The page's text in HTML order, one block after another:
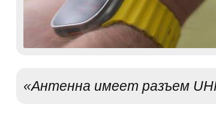
«Антенна имеет разъем